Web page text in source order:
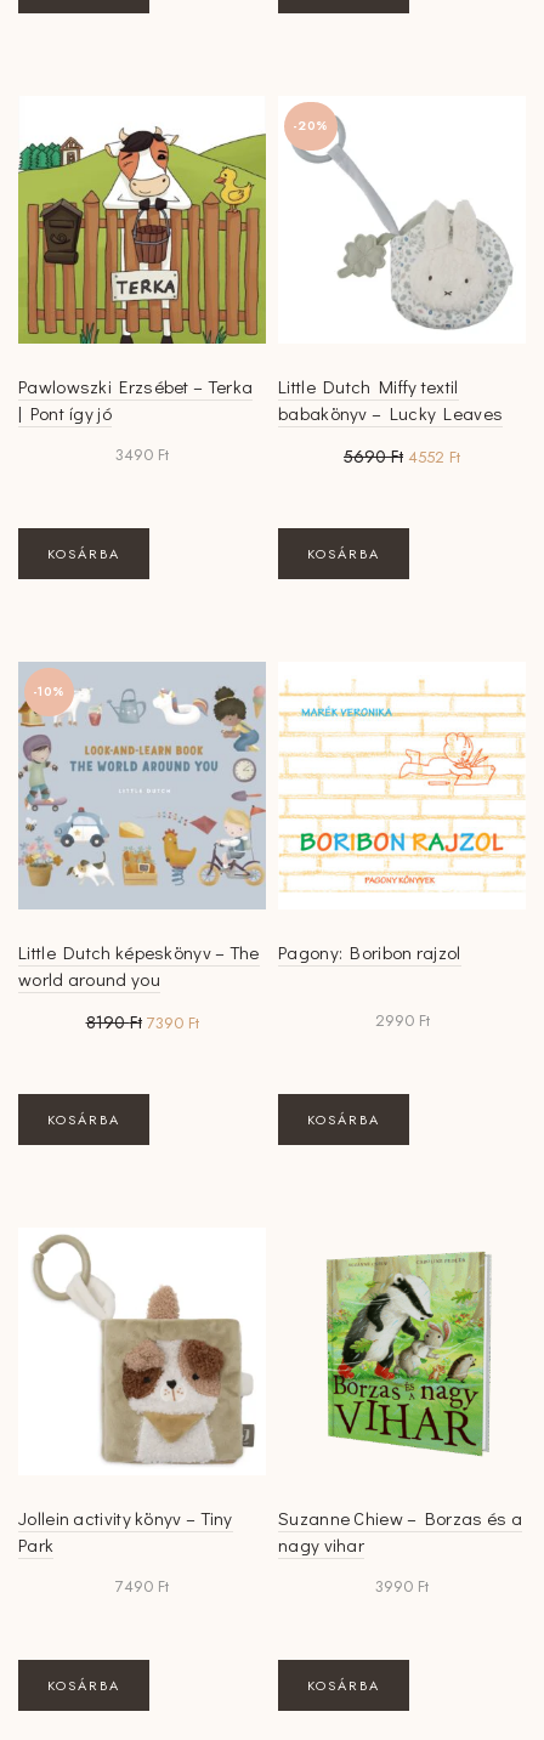
Pawlowszki Erzsébet – Terka
| Pont így jó
3490 Ft
KOSÁRBA
-20%
Little Dutch Miffy textil
babakönyv – Lucky Leaves
5690Ft Original
5690 Ft.
4552 FtCurrent
KOSÁRBA
-10%
Little Dutch képeskönyv – The
world around you
8190Ft Original
8190 Ft.
7390 FtCurrent
KOSÁRBA
Pagony: Boribon rajzol
2990 Ft
KOSÁRBA
Jollein activity könyv – Tiny
Park
7490 Ft
KOSÁRBA
Suzanne Chiew – Borzas és a
nagy vihar
3990 Ft
KOSÁRBA